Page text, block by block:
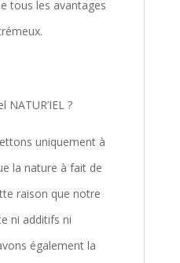
tous les avantages
?
uniquement à
la nature à fait de
raison que notre
ni additifs ni
également la